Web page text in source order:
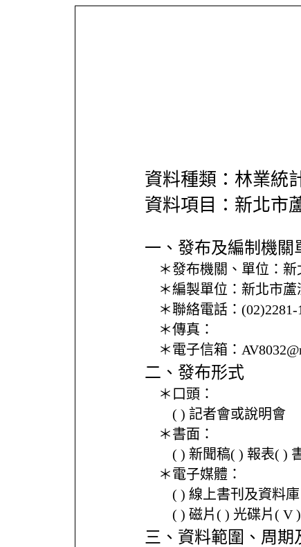
資料種類：林業統
資料項目：新北市
一、發布及編制機關
＊發布機關、單位： 新
＊編製單位： 新北市蘆
＊聯絡電話：
＊傳真：
＊電子信箱：
二、發布形式
＊口頭：
( ) 記者會或說明會
＊書面：
( ) 新聞稿( ) 報表( )
＊電子媒體：
( ) 線上書刊及資料庫
( ) 磁片( ) 光碟片( V )
三、資料範圍、周期